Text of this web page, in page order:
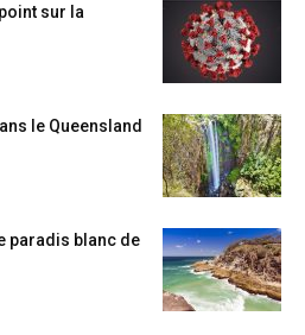
sur la
le Queensland
paradis blanc de